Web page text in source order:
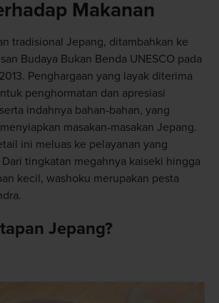
Makanan
tradisional Jepang, ditambahkan ke
Budaya Bukan Benda UNESCO pada
Penghargaan yang layak diterima
penghormatan dan apresiasi
indahnya bahan-bahan, yang
masakan-masakan Jepang.
ini meluas ke pelayanan yang
tingkatan megahnya kaiseki hingga
kecil, washoku merupakan pesta
Jepang?